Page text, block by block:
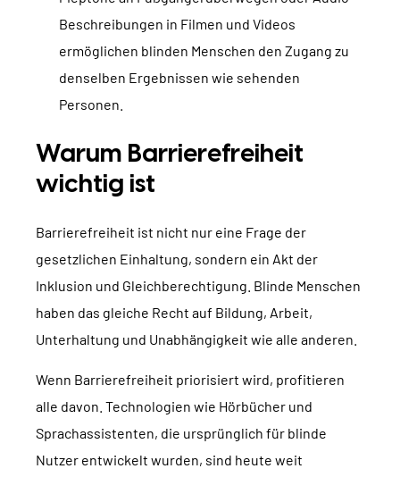
Beschreibungen in Filmen und Videos
ermöglichen blinden Menschen den Zugang zu
denselben Ergebnissen wie sehenden
Personen.
Warum Barrierefreiheit
wichtig ist
Barrierefreiheit ist nicht nur eine Frage der
gesetzlichen Einhaltung, sondern ein Akt der
Inklusion und Gleichberechtigung. Blinde Menschen
haben das gleiche Recht auf Bildung, Arbeit,
Unterhaltung und Unabhängigkeit wie alle anderen.
Wenn Barrierefreiheit priorisiert wird, profitieren
alle davon. Technologien wie Hörbücher und
Sprachassistenten, die ursprünglich für blinde
Nutzer entwickelt wurden, sind heute weit